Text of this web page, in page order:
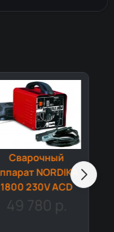
Сварочный
аппарат NORDICA
4.181 TURBO 230V
ACD